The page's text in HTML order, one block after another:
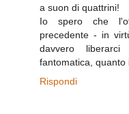
a suon di quattrini!
Io spero che
precedente - in
davvero
fantomatica, quanto
Rispondi